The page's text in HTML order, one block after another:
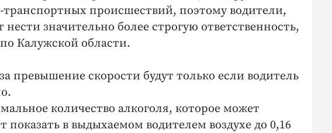
происшествий, поэтому водители,
значительно более строгую ответственность,
Калужской области.
превышение скорости будут только если водитель
количество алкоголя, которое может
показать в выдыхаемом водителем воздухе до 0,16